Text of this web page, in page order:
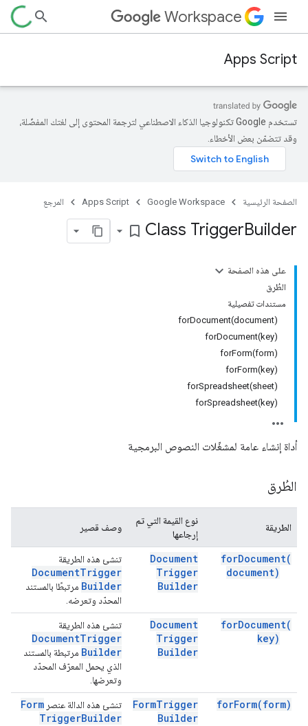
Workspace
Apps Script
تستخدم Google تكنولوجيا الذكاء الاصطناعي لترجمة المحتوى إلى لغتك المفضّلة،
وقد تتضمّن بعض الأخطاء.
الصفحة الرئيسية Google Workspace
Apps Script المرجع
Class TriggerBuilder
bookmark_border
على هذه الصفحة
الطُرق
مستندات تفصيلية
forDocument(document)
forDocument(key)
forForm(form)
forForm(key)
forSpreadsheet(sheet)
forSpreadsheet(key)
أداة إنشاء عامة لمشغّلات النصوص البرمجية
الطُرق
الطريقة
نوع القيمة التي تم
إرجاعها
وصف قصير
forDocument(
document)
Document
Trigger
Builder
تنشئ هذه الطريقة
DocumentTrigger
Builder مرتبطًا بالمستند
المحدّد وتعرضه.
forDocument(
key)
Document
Trigger
Builder
تنشئ هذه الطريقة
DocumentTrigger
Builder مرتبطة بالمستند
الذي يحمل المعرّف المحدّد
وتعرضها.
forForm(form)
FormTrigger
Builder
تنشئ هذه الدالة عنصر Form
TriggerBuilder